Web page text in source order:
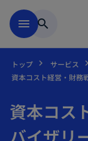
menu search
トップ サービス
資本コスト経営・財務
資本コス
バイザリ